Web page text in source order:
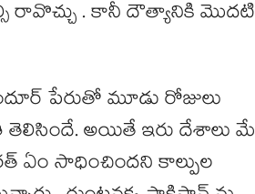
రావొచ్చు . కానీ దౌత్యానికి మొదటి
పేరుతో మూడు రోజులు
తెలిసిందే. అయితే ఇరు దేశాలు మే
ఏం సాధించిందని కాల్పుల